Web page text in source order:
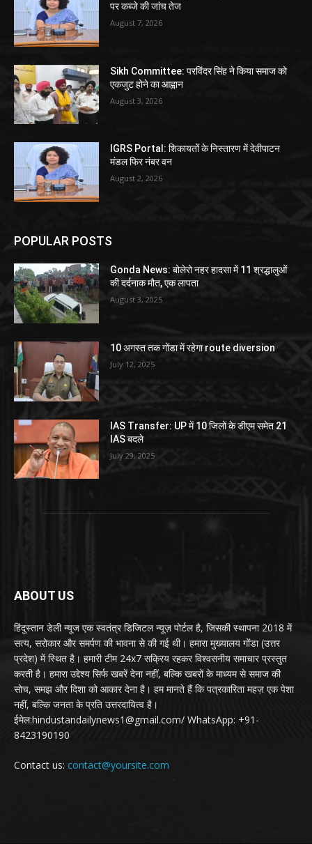
पर कब्जे की जांच तेज
August 7, 2026
Sikh Committee: परविंदर सिंह ने किया समाज को
एकजुट होने का आह्वान
August 3, 2026
IGRS Portal: शिकायतों के निस्तारण में देवीपाटन
मंडल फिर नंबर वन
August 2, 2026
POPULAR POSTS
Gonda News: बोलेरो नहर हादसा में 11 श्रद्धालुओं
की दर्दनाक मौत, एक लापता
August 3, 2025
10 अगस्त तक गोंडा में रहेगा route diversion
July 12, 2025
IAS Transfer: UP में 10 जिलों के डीएम समेत 21
IAS बदले
July 29, 2025
ABOUT US
हिंदुस्तान डेली न्यूज एक स्वतंत्र डिजिटल न्यूज़ पोर्टल है, जिसकी स्थापना 2018 में
सत्य, सरोकार और समर्पण की भावना से की गई थी। हमारा मुख्यालय गोंडा (उत्तर
प्रदेश) में स्थित है। हमारी टीम 24x7 सक्रिय रहकर विश्वसनीय समाचार प्रस्तुत
करती है। हमारा उद्देश्य सिर्फ खबरें देना नहीं, बल्कि खबरों के माध्यम से समाज की
सोच, समझ और दिशा को आकार देना है। हम मानते हैं कि पत्रकारिता महज़ एक पेशा
नहीं, बल्कि जनता के प्रति उत्तरदायित्व है।
ईमेल:hindustandailynews1@gmail.com/ WhatsApp: +91-
8423190190
Contact us: contact@yoursite.com